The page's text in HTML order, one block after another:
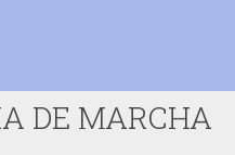
DE MARCHA